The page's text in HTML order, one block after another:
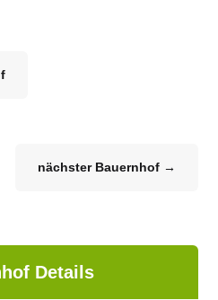
nächster Bauernhof→
Details